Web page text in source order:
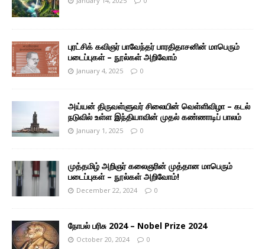
புரட்சிக் கவிஞர் பாவேந்தர் பாரதிதாசனின் மாபெரும்
படைப்புகள் – நூல்கள் அறிவோம்
January 4, 2025 0
அய்யன் திருவள்ளுவர் சிலையின் வெள்ளிவிழா – கடல்
நடுவில் உள்ள இந்தியாவின் முதல் கண்ணாடிப் பாலம்
January 1, 2025 0
முத்தமிழ் அறிஞர் கலைஞரின் முத்தான மாபெரும்
படைப்புகள் – நூல்கள் அறிவோம்!
December 22, 2024 0
நோபல் பரிசு 2024 – Nobel Prize 2024
October 20, 2024 0